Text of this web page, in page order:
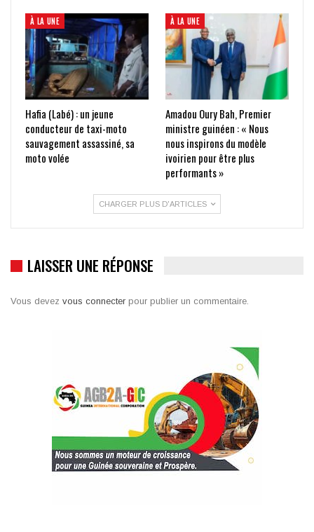
À LA UNE
Hafia (Labé) : un jeune
conducteur de taxi-moto
sauvagement assassiné, sa
moto volée
À LA UNE
Amadou Oury Bah, Premier
ministre guinéen : « Nous
nous inspirons du modèle
ivoirien pour être plus
performants »
CHARGER PLUS D'ARTICLES
LAISSER UNE RÉPONSE
Vous devez vous connecter pour publier un commentaire.